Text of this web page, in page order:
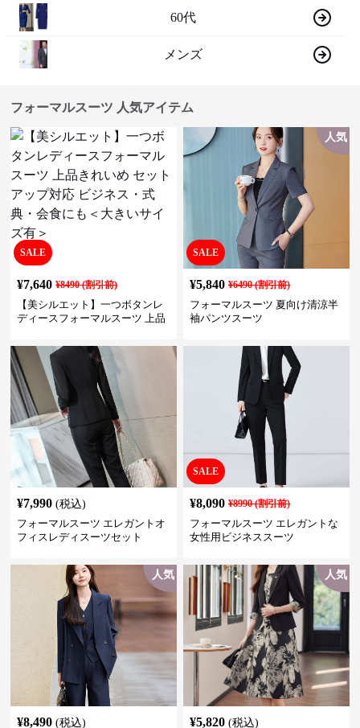
60代
メンズ
フォーマルスーツ 人気アイテム
SALE
¥7,640 ¥8490(割引前)
【美シルエット】一つボタンレ
ディースフォーマルスーツ 上品
ネス・式典・会食にも＜大きい
サイズ有＞
SALE
人気
¥5,840 ¥6490(割引前)
フォーマルスーツ 夏向け清涼半
袖パンツスーツ
¥7,990 (税込)
フォーマルスーツ エレガントオ
フィスレディスーツセット
SALE
¥8,090 ¥8990(割引前)
フォーマルスーツ エレガントな
女性用ビジネススーツ
人気
¥8,490 (税込)
人気
¥5,820 (税込)